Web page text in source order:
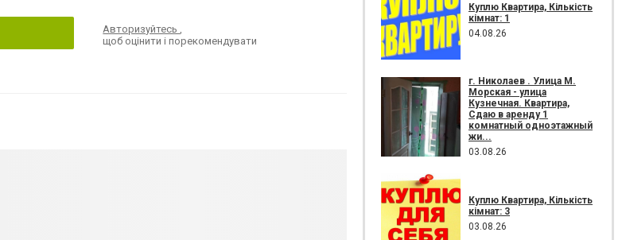
Авторизуйтесь,
щоб оцінити і порекомендувати
Куплю Квартира, Кількість
кімнат: 1
04.08.26
г. Николаев . Улица М.
Морская - улица
Кузнечная. Квартира,
Сдаю в аренду 1
комнатный одноэтажный
жи...
03.08.26
Куплю Квартира, Кількість
кімнат: 3
03.08.26